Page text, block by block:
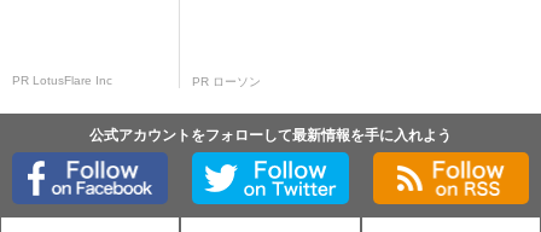
PR LotusFlare Inc PR ローソン
公式アカウントをフォローして最新情報を手に入れよう